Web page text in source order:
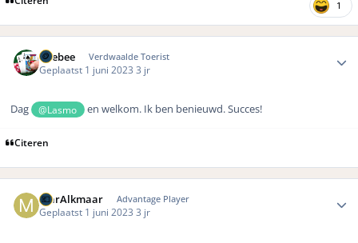
1
Wiebee Verdwaalde Toerist
Geplaatst 1 juni 2023 3 jr
Dag @Lasmo en welkom. Ik ben benieuwd. Succes!
Citeren
MarAlkmaar Advantage Player
Geplaatst 1 juni 2023 3 jr